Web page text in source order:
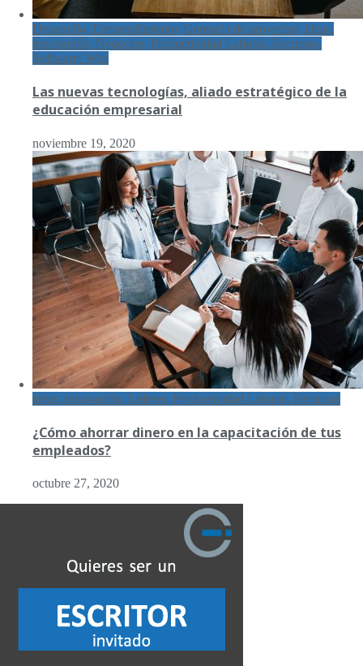
Desarrollo, Emprendimiento, Gerencia de proyectos, ideas,
innovación, Negocios, Productividad Laboral, Recursos,
Software, Web
Las nuevas tecnologías, aliado estratégico de la
educación empresarial
noviembre 19, 2020
ideas, innovación, Líderes, Productividad Laboral, Recursos
¿Cómo ahorrar dinero en la capacitación de tus
empleados?
octubre 27, 2020